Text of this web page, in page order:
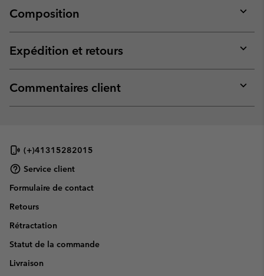
Composition
or
Expédition et retours
or
Commentaires client
or
(+)41315282015
Service client
Formulaire de contact
Retours
Rétractation
Statut de la commande
Livraison